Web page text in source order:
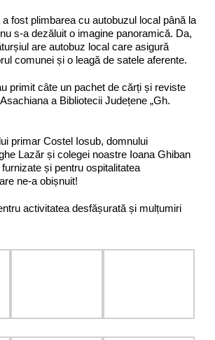
fost plimbarea cu autobuzul local până la
s-a dezăluit o imagine panoramică. Da,
are autobuz local care asigură
comunei și o leagă de satele aferente.
primit câte un pachet de cărți și reviste
a Bibliotecii Județene „Gh.
primar Costel Iosub, domnului
Lazăr și colegei noastre Ioana Ghiban
și pentru ospitalitatea
ne-a obișnuit!
activitatea desfășurată și mulțumiri